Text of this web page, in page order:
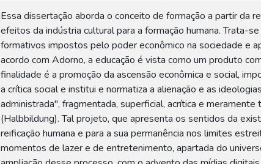
Essa dissertação aborda o conceito de formação a partir da
efeitos da indústria cultural para a formação humana. Trata-
formativos impostos pelo poder econômico na sociedade e
acordo com Adorno, a educação é vista como um produto
finalidade é a promoção da ascensão econômica e social,
a crítica social e institui e normatiza a alienação e as
administrada", fragmentada, superficial, acrítica e
(Halbbildung). Tal projeto, que apresenta os sentidos da
reificação humana e para a sua permanência nos limites
momentos de lazer e de entretenimento, apartada do